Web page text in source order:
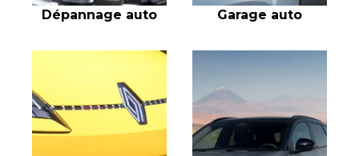
Dépannage auto Garage auto